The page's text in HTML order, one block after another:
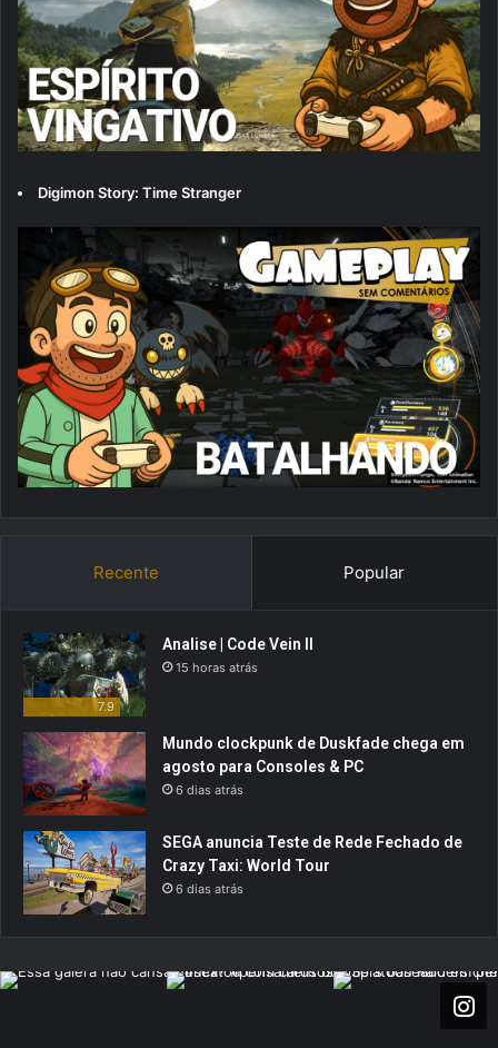
Digimon Story: Time Stranger
Recente Popular
7.9
Analise | Code Vein II
15 horas atrás
Mundo clockpunk de Duskfade chega em
agosto para Consoles & PC
6 dias atrás
SEGA anuncia Teste de Rede Fechado de
Crazy Taxi: World Tour
6 dias atrás